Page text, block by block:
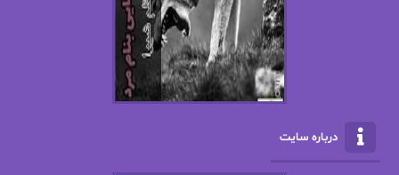
الف صاد
الکساندر دوما
الناز پاکپور‌
الناز محمدی
درباره سایت